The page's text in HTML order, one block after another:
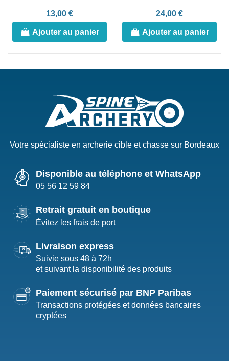
13,00 €
Ajouter au panier
24,00 €
Ajouter au panier
Votre spécialiste en archerie cible et chasse sur Bordeaux
Disponible au téléphone et WhatsApp
05 56 12 59 84
Retrait gratuit en boutique
Évitez les frais de port
Livraison express
Suivie sous 48 à 72h
et suivant la disponibilité des produits
Paiement sécurisé par BNP Paribas
Transactions protégées et données bancaires
cryptées